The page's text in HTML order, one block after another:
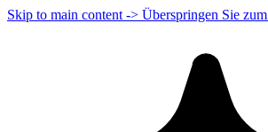
Skip to main content -> Überspringen Sie